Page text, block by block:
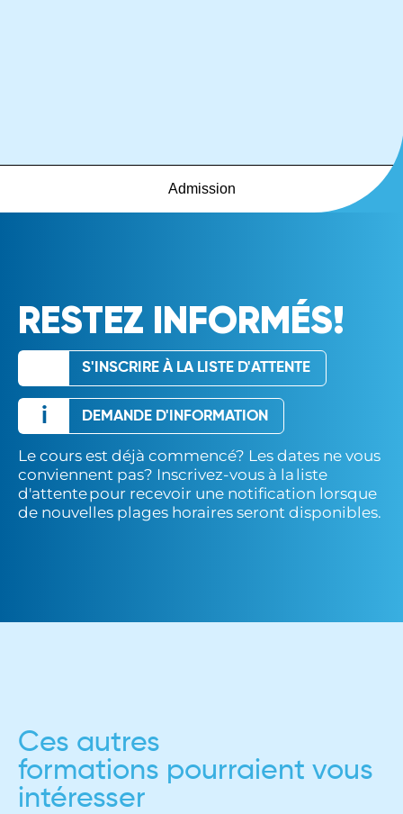
Admission
RESTEZ INFORMÉS!
S'INSCRIRE À LA LISTE D'ATTENTE
i DEMANDE D'INFORMATION
Le cours est déjà commencé? Les dates ne vous
conviennent pas? Inscrivez-vous à la liste
d'attente pour recevoir une notification lorsque
de nouvelles plages horaires seront disponibles.
Ces autres
formations pourraient vous
intéresser